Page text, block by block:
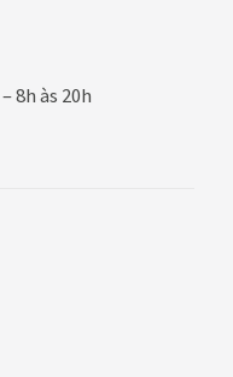
–8h às 20h